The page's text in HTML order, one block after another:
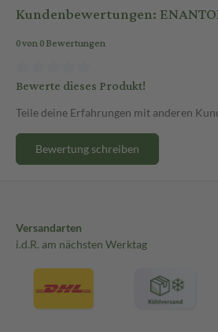
Kundenbewertungen:
0 von 0 Bewertungen
Bewerte dieses Produkt!
Teile deine Erfahrungen mit anderen
Bewertung schreiben
Versandarten
i.d.R. am nächsten Werktag